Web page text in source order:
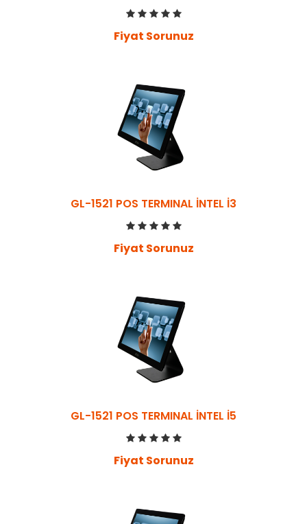
Fiyat Sorunuz
GL-1521 POS TERMINAL İNTEL İ3
Fiyat Sorunuz
GL-1521 POS TERMINAL İNTEL İ5
Fiyat Sorunuz